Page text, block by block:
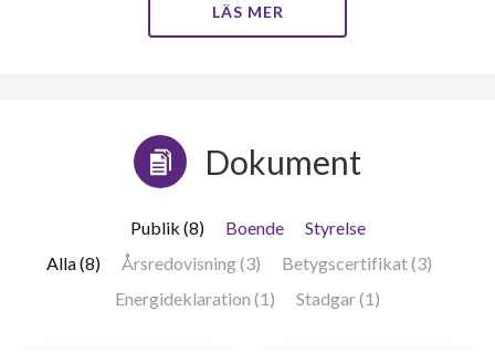
LÄS MER
Dokument
Publik (8) Boende
Styrelse
Alla (8)
Årsredovisning (3)
Betygscertifikat (3)
Energideklaration (1)
Stadgar (1)